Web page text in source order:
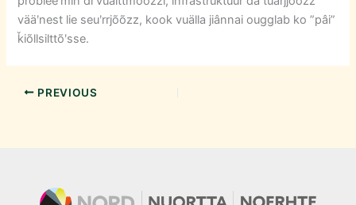
vääʹnest lie seuʹrrjõõzz, kook vuälla jiânnai ougglab ko ”pâi”
ǩiõllsilttõʹsse.
PREVIOUS